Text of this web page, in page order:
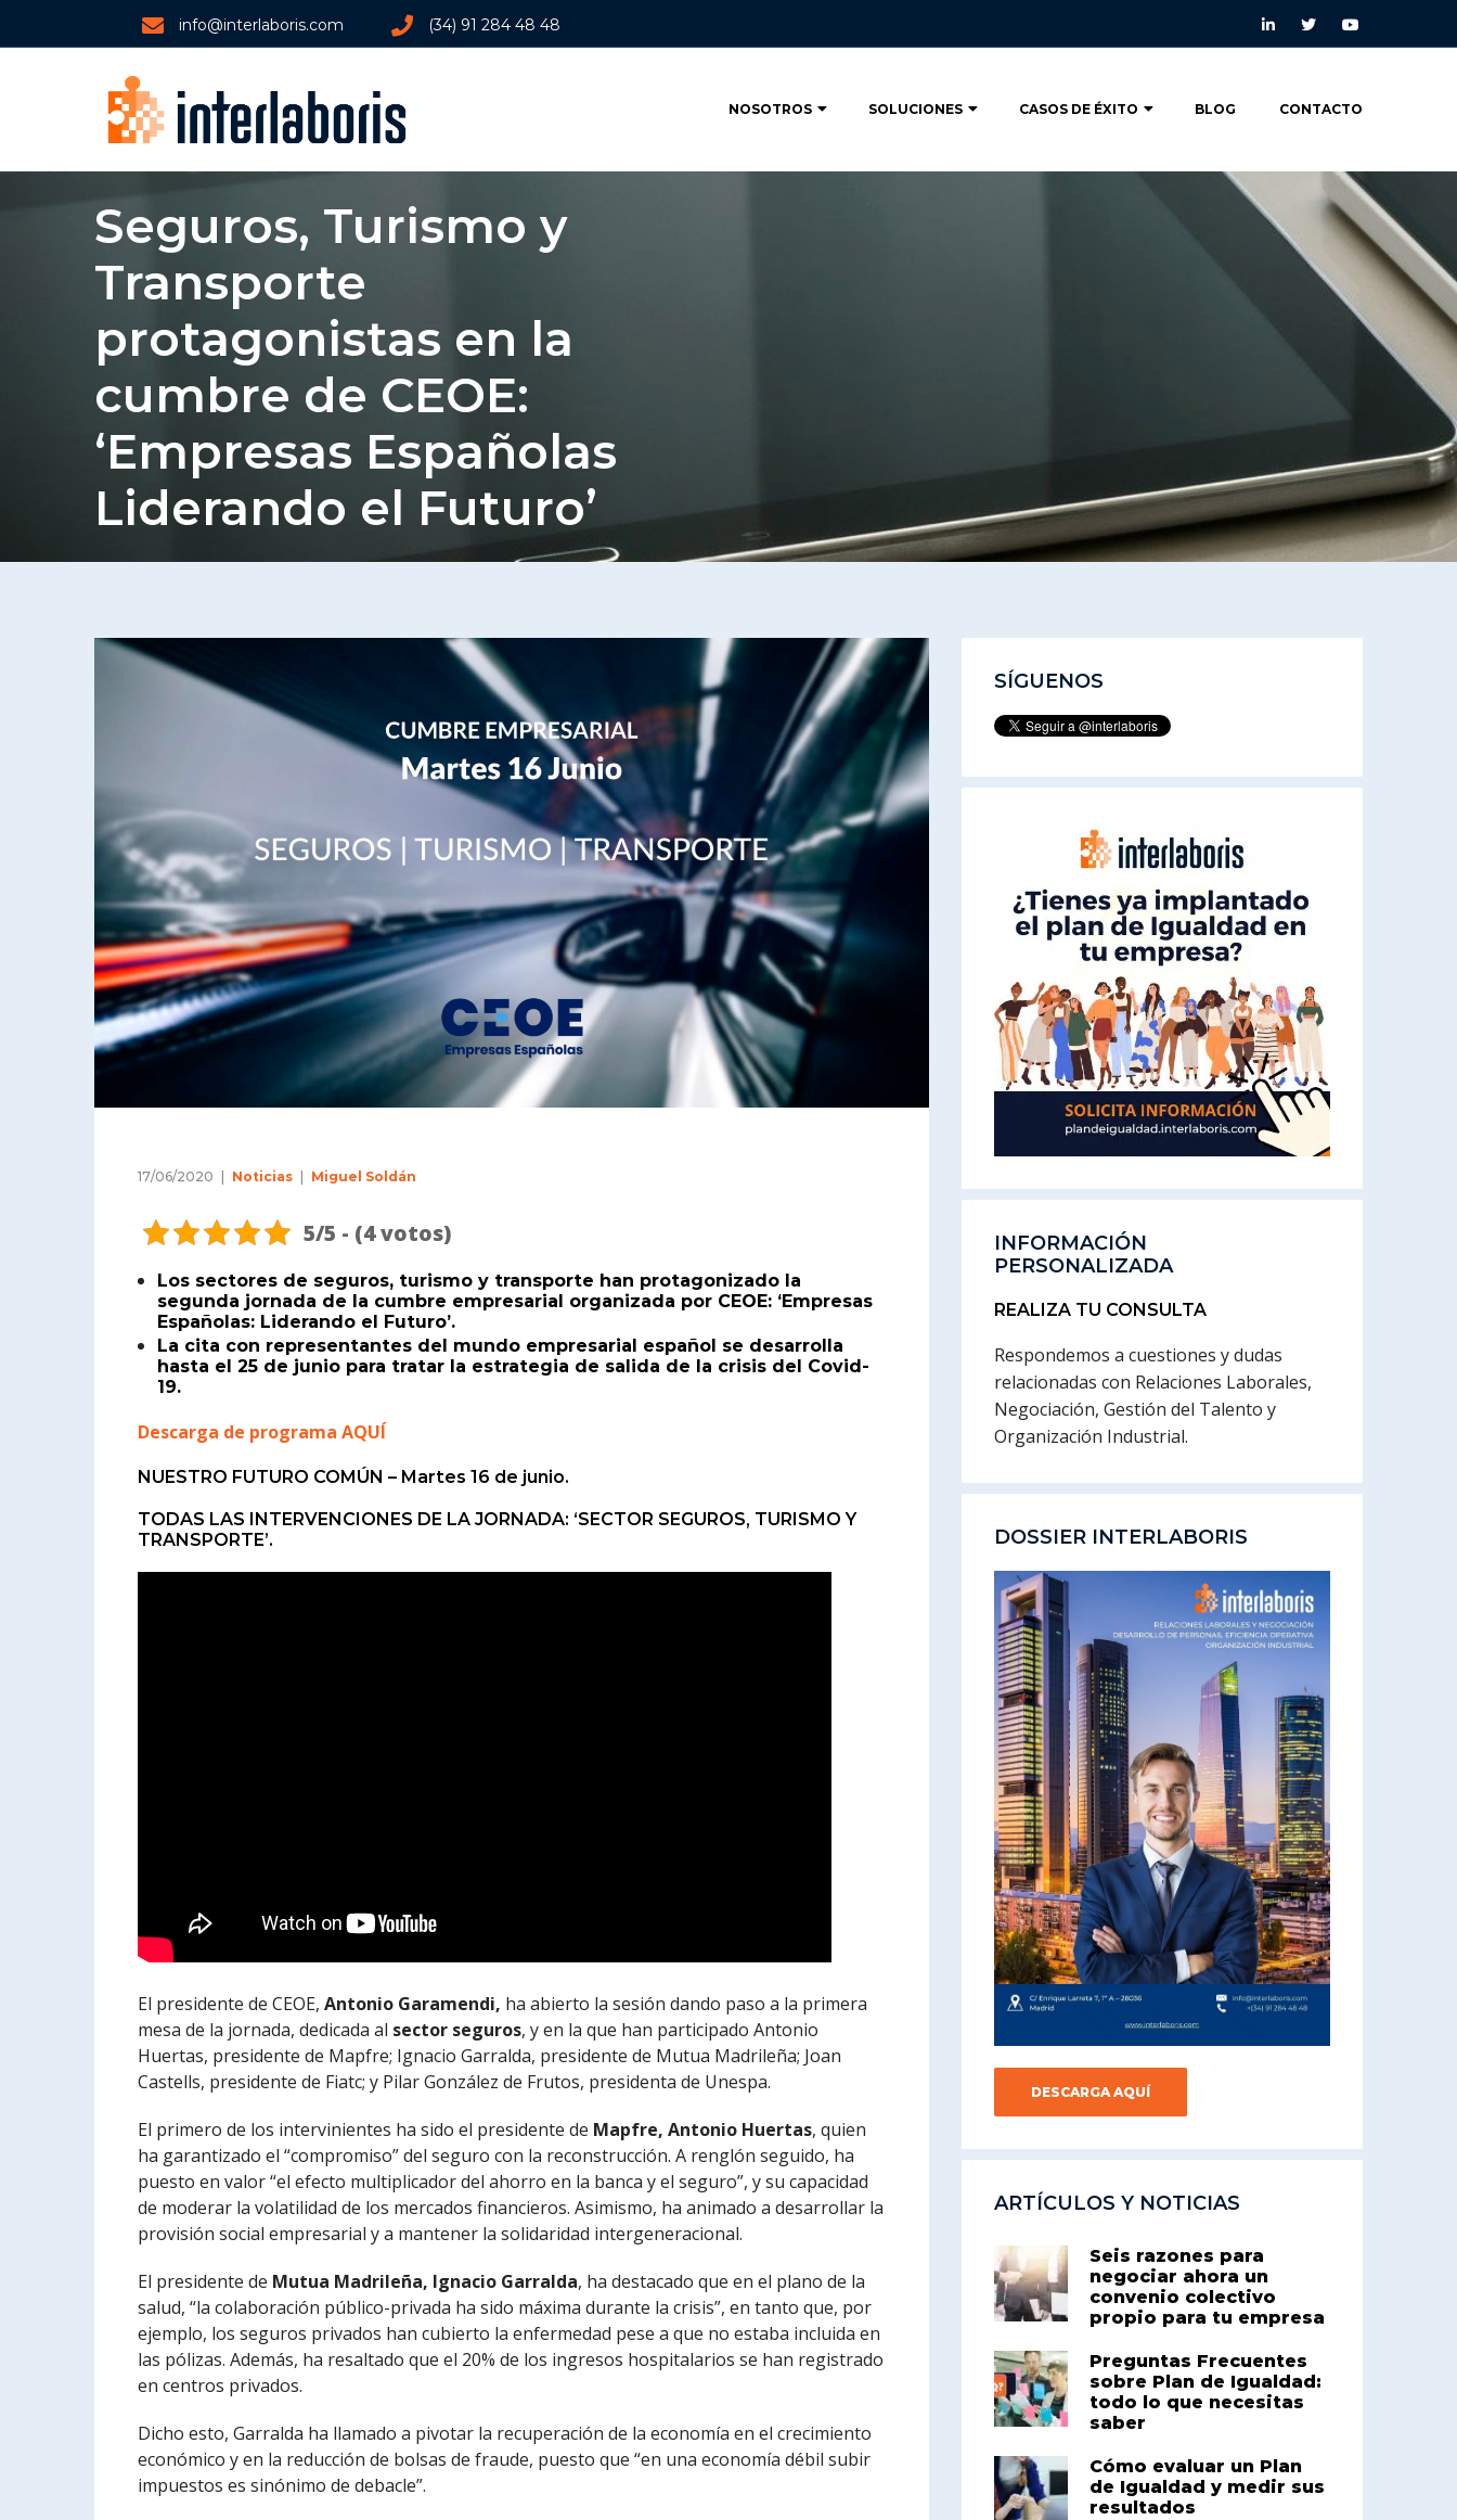
info@interlaboris.com (34) 91 284 48 48
NOSOTROS SOLUCIONES CASOS DE ÉXITO BLOG CONTACTO
Seguros, Turismo y
Transporte
protagonistas en la
cumbre de CEOE:
‘Empresas Españolas
Liderando el Futuro’
17/06/2020 Noticias Miguel Soldán
5/5 - (4 votos)
Los sectores de seguros, turismo y transporte han protagonizado la
segunda jornada de la cumbre empresarial organizada por CEOE: ‘Empresas
Españolas: Liderando el Futuro’.
La cita con representantes del mundo empresarial español se desarrolla
hasta el 25 de junio para tratar la estrategia de salida de la crisis del Covid-
19.
Descarga de programa AQUÍ
NUESTRO FUTURO COMÚN – Martes 16 de junio.
TODAS LAS INTERVENCIONES DE LA JORNADA: ‘SECTOR SEGUROS, TURISMO Y
TRANSPORTE’.
El presidente de CEOE, Antonio Garamendi, ha abierto la sesión dando paso a la primera
mesa de la jornada, dedicada al sector seguros, y en la que han participado Antonio
Huertas, presidente de Mapfre; Ignacio Garralda, presidente de Mutua Madrileña; Joan
Castells, presidente de Fiatc; y Pilar González de Frutos, presidenta de Unespa.
El primero de los intervinientes ha sido el presidente de Mapfre, Antonio Huertas, quien
ha garantizado el “compromiso” del seguro con la reconstrucción. A renglón seguido, ha
puesto en valor “el efecto multiplicador del ahorro en la banca y el seguro”, y su capacidad
de moderar la volatilidad de los mercados financieros. Asimismo, ha animado a desarrollar la
provisión social empresarial y a mantener la solidaridad intergeneracional.
El presidente de Mutua Madrileña, Ignacio Garralda, ha destacado que en el plano de la
salud, “la colaboración público-privada ha sido máxima durante la crisis”, en tanto que, por
ejemplo, los seguros privados han cubierto la enfermedad pese a que no estaba incluida en
las pólizas. Además, ha resaltado que el 20% de los ingresos hospitalarios se han registrado
en centros privados.
Dicho esto, Garralda ha llamado a pivotar la recuperación de la economía en el crecimiento
económico y en la reducción de bolsas de fraude, puesto que “en una economía débil subir
impuestos es sinónimo de debacle”.
SÍGUENOS
INFORMACIÓN
PERSONALIZADA
REALIZA TU CONSULTA
Respondemos a cuestiones y dudas
relacionadas con Relaciones Laborales,
Negociación, Gestión del Talento y
Organización Industrial.
DOSSIER INTERLABORIS
DESCARGA AQUÍ
ARTÍCULOS Y NOTICIAS
Seis razones para
negociar ahora un
convenio colectivo
propio para tu empresa
Preguntas Frecuentes
sobre Plan de Igualdad:
todo lo que necesitas
saber
Cómo evaluar un Plan
de Igualdad y medir sus
resultados